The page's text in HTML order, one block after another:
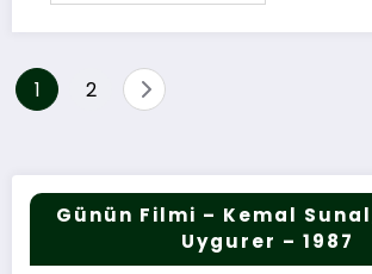
Yazı
1 2
Günün Filmi – Kemal
Uygurer – 1987